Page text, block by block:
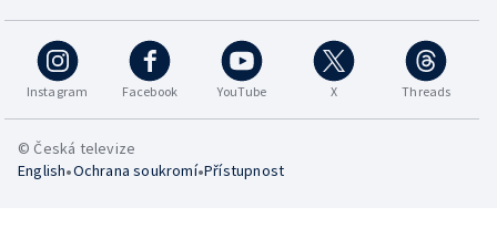
Instagram Facebook YouTube X Threads
© Česká televize
English•Ochrana soukromí•Přístupnost